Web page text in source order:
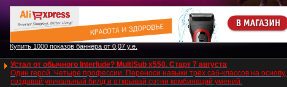
Купить 1000 показов баннера от 0,07 у.е.
Устал от обычного Interlude? MultiSub x550. Старт 7 августа
Один герой. Четыре профессии. Переноси навыки трёх саб-классов на основу,
создавай уникальный билд и открывай сотни комбинаций умений.